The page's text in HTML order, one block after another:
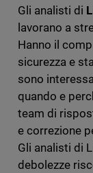
Gli analisti di
lavorano a
Hanno il
sicurezza e
sono
quando e
team di
e correzione
Gli analisti di
debolezze